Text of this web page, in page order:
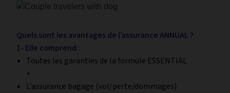
Quels sont les avantages de l’assurance ANNUAL ?
1- Elle comprend :
Toutes les garanties de la formule ESSENTIAL
+
L’assurance bagage (vol/perte/dommages)